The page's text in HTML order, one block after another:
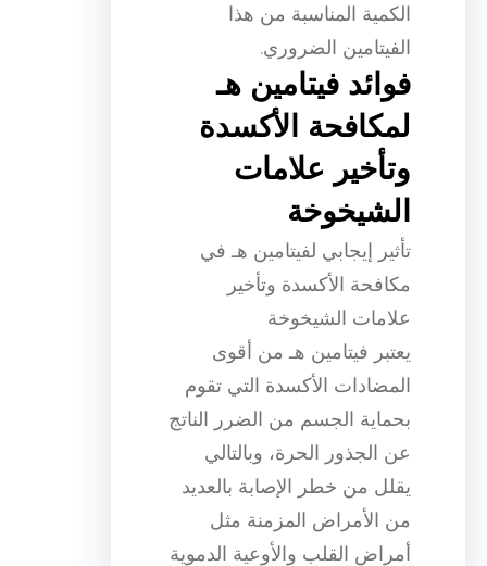
الكمية المناسبة من هذا
الفيتامين الضروري.
فوائد فيتامين هـ
لمكافحة الأكسدة
وتأخير علامات
الشيخوخة
تأثير إيجابي لفيتامين هـ في
مكافحة الأكسدة وتأخير
علامات الشيخوخة
يعتبر فيتامين هـ من أقوى
المضادات الأكسدة التي تقوم
بحماية الجسم من الضرر الناتج
عن الجذور الحرة، وبالتالي
يقلل من خطر الإصابة بالعديد
من الأمراض المزمنة مثل
أمراض القلب والأوعية الدموية